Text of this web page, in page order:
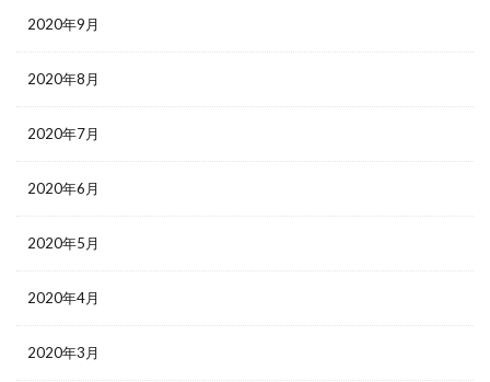
2020年9月
2020年8月
2020年7月
2020年6月
2020年5月
2020年4月
2020年3月